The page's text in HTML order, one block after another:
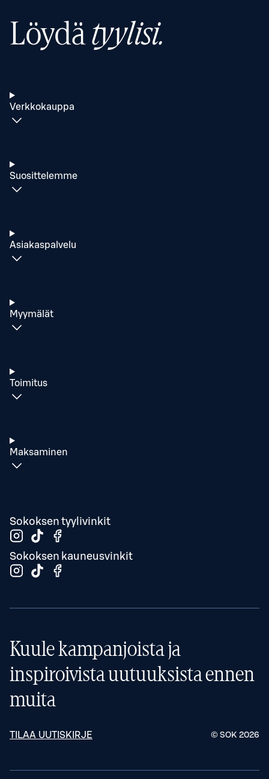
Löydätyylisi.
Verkkokauppa
Suosittelemme
Asiakaspalvelu
Myymälät
Toimitus
Maksaminen
Sokoksen tyylivinkit
Sokoksen kauneusvinkit
Kuule kampanjoista ja
inspiroivista uutuuksista ennen
muita
TILAA UUTISKIRJE © SOK 2026